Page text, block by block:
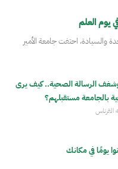
يوم العلم
والسيادة، احتفت جامعة الأمير
الرسالة الصحية.. كيف يرى
بالجامعة مستقبلهم؟
القرناس
يومًا في مكانك